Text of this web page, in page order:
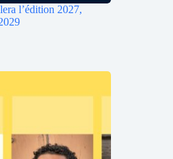
l’édition 2027,